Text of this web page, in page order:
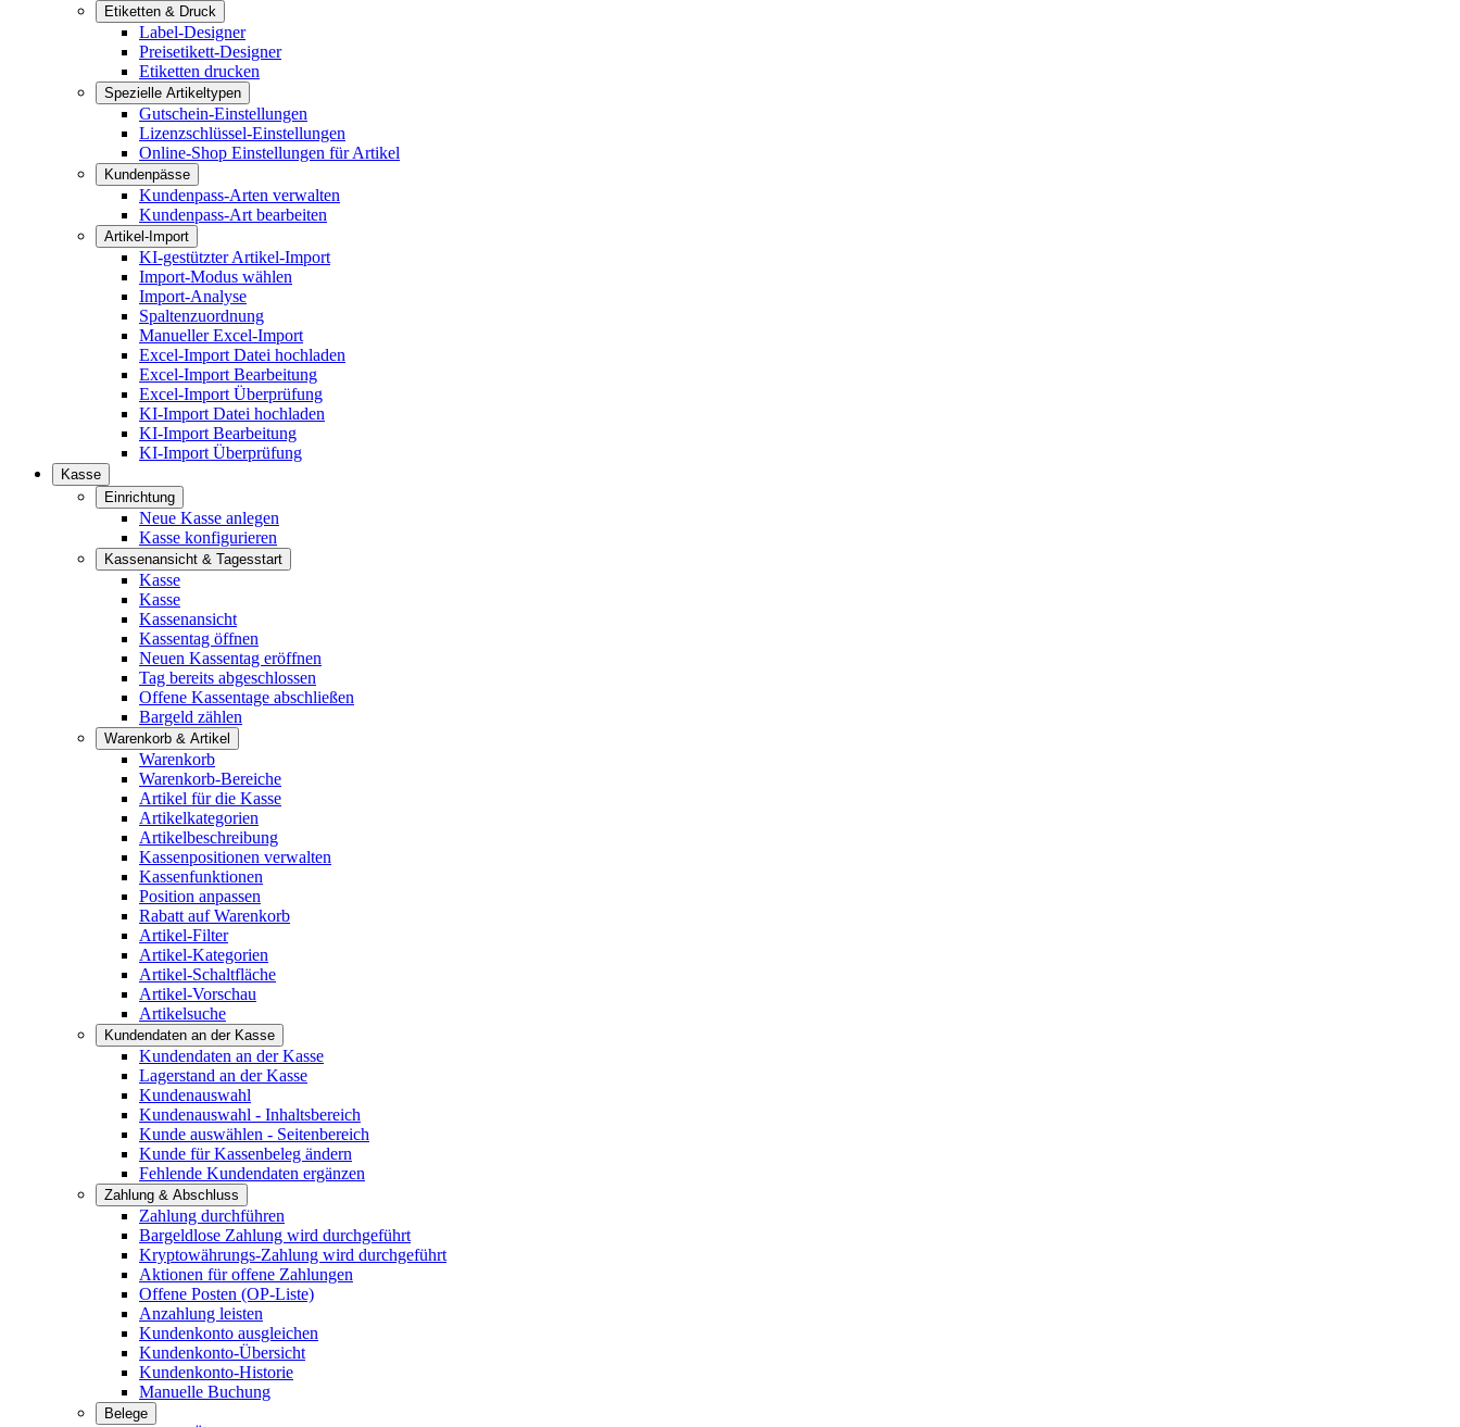
Etiketten & Druck
Label-Designer
Preisetikett-Designer
Etiketten drucken
Spezielle Artikeltypen
Gutschein-Einstellungen
Lizenzschlüssel-Einstellungen
Online-Shop Einstellungen für Artikel
Kundenpässe
Kundenpass-Arten verwalten
Kundenpass-Art bearbeiten
Artikel-Import
KI-gestützter Artikel-Import
Import-Modus wählen
Import-Analyse
Spaltenzuordnung
Manueller Excel-Import
Excel-Import Datei hochladen
Excel-Import Bearbeitung
Excel-Import Überprüfung
KI-Import Datei hochladen
KI-Import Bearbeitung
KI-Import Überprüfung
Kasse
Einrichtung
Neue Kasse anlegen
Kasse konfigurieren
Kassenansicht & Tagesstart
Kasse
Kasse
Kassenansicht
Kassentag öffnen
Neuen Kassentag eröffnen
Tag bereits abgeschlossen
Offene Kassentage abschließen
Bargeld zählen
Warenkorb & Artikel
Warenkorb
Warenkorb-Bereiche
Artikel für die Kasse
Artikelkategorien
Artikelbeschreibung
Kassenpositionen verwalten
Kassenfunktionen
Position anpassen
Rabatt auf Warenkorb
Artikel-Filter
Artikel-Kategorien
Artikel-Schaltfläche
Artikel-Vorschau
Artikelsuche
Kundendaten an der Kasse
Kundendaten an der Kasse
Lagerstand an der Kasse
Kundenauswahl
Kundenauswahl - Inhaltsbereich
Kunde auswählen - Seitenbereich
Kunde für Kassenbeleg ändern
Fehlende Kundendaten ergänzen
Zahlung & Abschluss
Zahlung durchführen
Bargeldlose Zahlung wird durchgeführt
Kryptowährungs-Zahlung wird durchgeführt
Aktionen für offene Zahlungen
Offene Posten (OP-Liste)
Anzahlung leisten
Kundenkonto ausgleichen
Kundenkonto-Übersicht
Kundenkonto-Historie
Manuelle Buchung
Belege